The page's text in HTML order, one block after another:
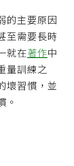
的主要原因
至需要長時
就在著作中
量訓練之
壞習慣，並
。